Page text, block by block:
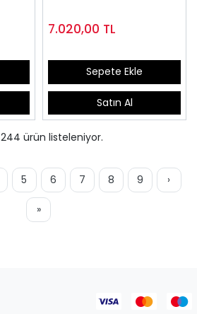
7.020,00 TL
Sepete Ekle
Satın Al
244 ürün listeleniyor.
5 6 7 8 9 ›
»